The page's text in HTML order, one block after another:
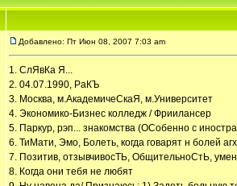
Добавлено: Пт Июн 08, 2007 7:03 am
1. СлЯвКа Я...
2. 04.07.1990, РаКЪ
3. Москва, м.АкадемичеСкаЯ, м.Университет
4. Экономико-Бизнес колледж / Фриилансер
5. Паркур, рэп... знакомства (ОСобенно с
6. ТиМати, Эмо, Болеть, когда говарят н болей
7. Позитив, отзывчивосТЬ, ОбщительноСтЬ,
8. Когда они тебя не любят